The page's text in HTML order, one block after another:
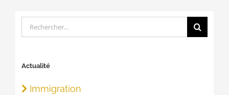
Rechercher:
Actualité
Immigration